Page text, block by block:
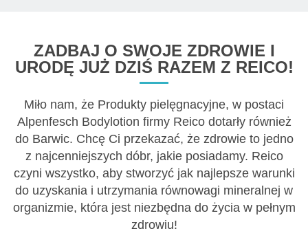
ZADBAJ O SWOJE ZDROWIE I
URODĘ JUŻ DZIŚ RAZEM Z REICO!
Miło nam, że Produkty pielęgnacyjne, w postaci
Alpenfesch Bodylotion firmy Reico dotarły również
do Barwic. Chcę Ci przekazać, że zdrowie to jedno
z najcenniejszych dóbr, jakie posiadamy. Reico
czyni wszystko, aby stworzyć jak najlepsze warunki
do uzyskania i utrzymania równowagi mineralnej w
organizmie, która jest niezbędna do życia w pełnym
zdrowiu!